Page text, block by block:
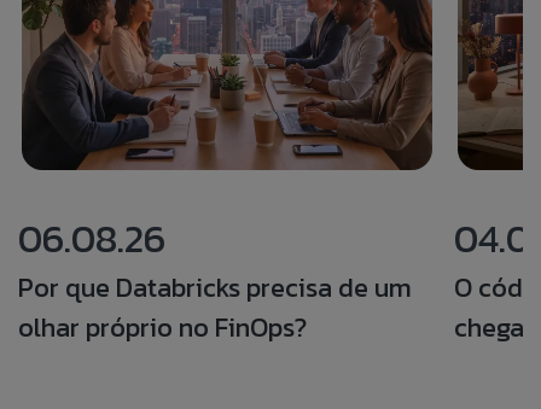
06.08.26
Por que Databricks precisa de um
olhar próprio no FinOps?
O